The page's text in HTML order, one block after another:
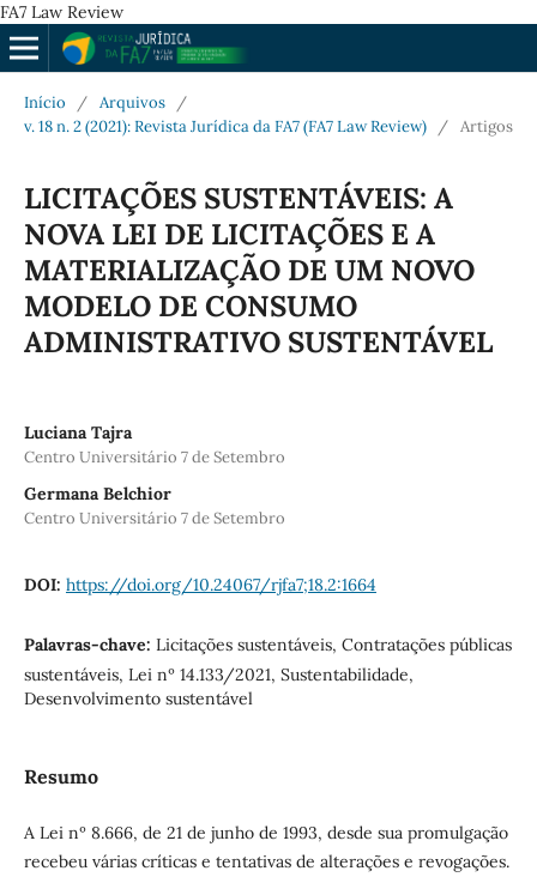
FA7 Law Review
Início / Arquivos
/
v. 18 n. 2 (2021): Revista Jurídica da FA7 (FA7 Law Review)
/ Artigos
LICITAÇÕES SUSTENTÁVEIS: A
NOVA LEI DE LICITAÇÕES E A
MATERIALIZAÇÃO DE UM NOVO
MODELO DE CONSUMO
ADMINISTRATIVO SUSTENTÁVEL
Luciana Tajra
Centro Universitário 7 de Setembro
Germana Belchior
Centro Universitário 7 de Setembro
DOI: https://doi.org/10.24067/rjfa7;18.2:1664
Palavras-chave: Licitações sustentáveis, Contratações públicas
sustentáveis, Lei nº 14.133/2021, Sustentabilidade,
Desenvolvimento sustentável
Resumo
A Lei nº 8.666, de 21 de junho de 1993, desde sua promulgação
recebeu várias críticas e tentativas de alterações e revogações.